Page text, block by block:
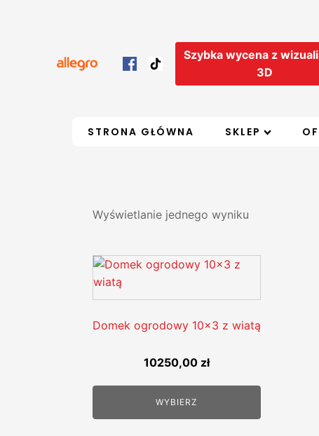
Szybka wycena z
3D
STRONA GŁÓWNA SKLEP
Wyświetlanie jednego wyniku
Domek ogrodowy 10x3 z wiatą
10250,00 zł
WYBIERZ